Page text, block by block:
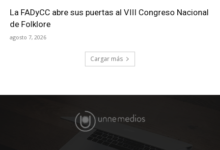
La FADyCC abre sus puertas al VIII Congreso Nacional
de Folklore
agosto 7, 2026
Cargar más